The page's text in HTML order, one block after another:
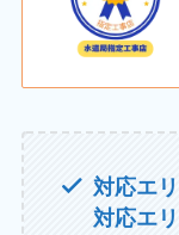
対応エ
対応エ